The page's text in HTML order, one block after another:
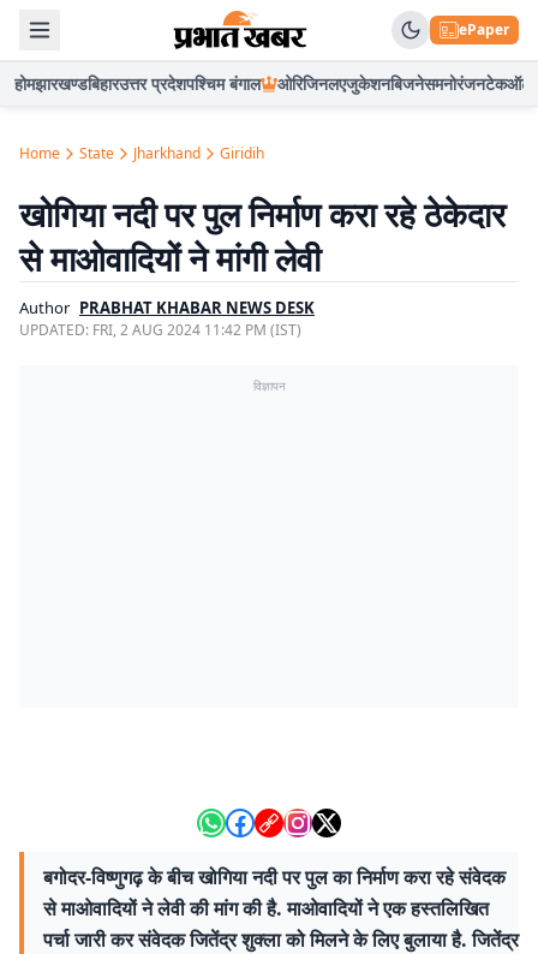
ePaper
होमझारखण्डबिहारउत्तर प्रदेशपश्चिम बंगाल ओरिजिनलएजुकेशनबिजनेसमनोरंजनटेकऑटो
Home State Jharkhand Giridih
खोगिया नदी पर पुल निर्माण करा रहे ठेकेदार
से माओवादियों ने मांगी लेवी
Author PRABHAT KHABAR NEWS DESK
UPDATED: FRI, 2 AUG 2024 11:42 PM (IST)
विज्ञापन
बगोदर-विष्णुगढ़ के बीच खोगिया नदी पर पुल का निर्माण करा रहे संवेदक
से माओवादियों ने लेवी की मांग की है. माओवादियों ने एक हस्तलिखित
पर्चा जारी कर संवेदक जितेंद्र शुक्ला को मिलने के लिए बुलाया है. जितेंद्र